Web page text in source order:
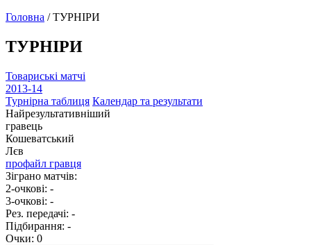
Головна /ТУРНІРИ
ТУРНІРИ
Товариські матчі
2013-14
Турнірна таблиця Календар та результати
Найрезультативніший
гравець
Кошеватський
Лєв
профайл гравця
Зіграно матчів:
2-очкові: -
3-очкові: -
Рез. передачі: -
Підбирання: -
Очки: 0